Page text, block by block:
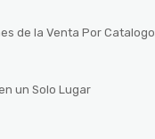
de la Venta Por Catalogo
un Solo Lugar